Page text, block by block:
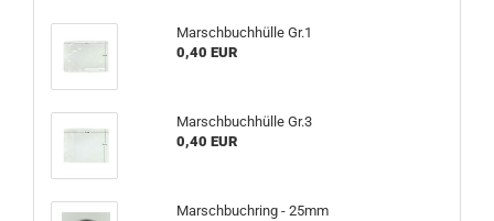
Marschbuchhülle Gr.1
0,40 EUR
Marschbuchhülle Gr.3
0,40 EUR
Marschbuchring - 25mm